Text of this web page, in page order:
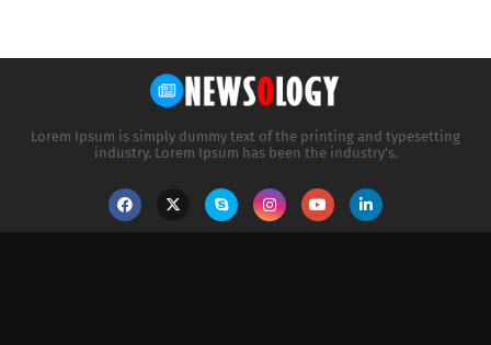
Lorem Ipsum is simply dummy text of the printing and typesetting
industry. Lorem Ipsum has been the industry's.